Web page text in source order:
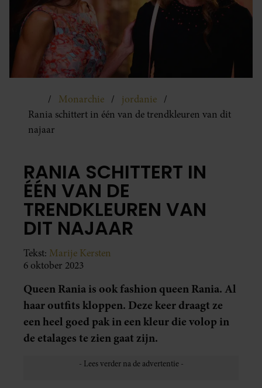
Monarchie
jordanie
Rania schittert in één van de trendkleuren van dit
najaar
RANIA SCHITTERT IN
ÉÉN VAN DE
TRENDKLEUREN VAN
DIT NAJAAR
Tekst: Marije Kersten
6 oktober 2023
Queen Rania is ook fashion queen Rania. Al
haar outfits kloppen. Deze keer draagt ze
een heel goed pak in een kleur die volop in
de etalages te zien gaat zijn.